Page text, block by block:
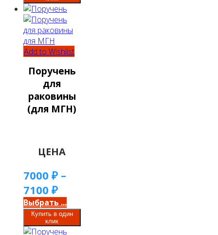
Add to Wishlist
Поручень
для
раковины
(для МГН)
ЦЕНА
7000 ₽ –
7100 ₽
Выбрать ...
Купить в один
клик